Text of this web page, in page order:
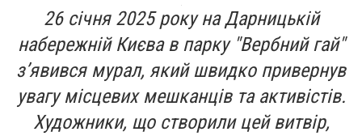
26 січня 2025 року на Дарницькій
набережній Києва в парку "Вербний гай"
з’явився мурал, який швидко привернув
увагу місцевих мешканців та активістів.
Художники, що створили цей витвір,